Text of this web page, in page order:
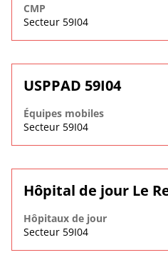
CMP
Secteur 59I04
USPPAD 59I04
Équipes mobiles
Secteur 59I04
Hôpital de jour Le
Hôpitaux de jour
Secteur 59I04